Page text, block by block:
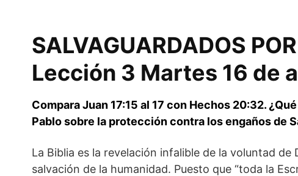
SALVAGUARDADOS
Lección 3 Martes 16 de
Compara Juan 17:15 al 17 con Hechos 20:32.
Pablo sobre la protección contra los engaños de
La Biblia es la revelación infalible de la voluntad de
salvación de la humanidad. Puesto que “toda la